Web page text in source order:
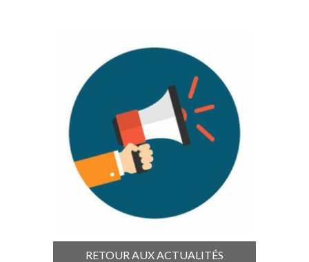
RETOUR AUX ACTUALITÉS